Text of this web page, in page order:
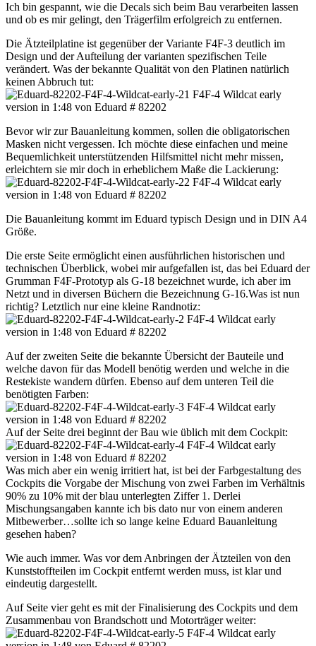
Ich bin gespannt, wie die Decals sich beim Bau verarbeiten lassen
und ob es mir gelingt, den Trägerfilm erfolgreich zu entfernen.
Die Ätzteilplatine ist gegenüber der Variante F4F-3 deutlich im
Design und der Aufteilung der varianten spezifischen Teile
verändert. Was der bekannte Qualität von den Platinen natürlich
keinen Abbruch tut:
Bevor wir zur Bauanleitung kommen, sollen die obligatorischen
Masken nicht vergessen. Ich möchte diese einfachen und meine
Bequemlichkeit unterstützenden Hilfsmittel nicht mehr missen,
erleichtern sie mir doch in erheblichem Maße die Lackierung:
Die Bauanleitung kommt im Eduard typisch Design und in DIN A4
Größe.
Die erste Seite ermöglicht einen ausführlichen historischen und
technischen Überblick, wobei mir aufgefallen ist, das bei Eduard der
Grumman F4F-Prototyp als G-18 bezeichnet wurde, ich aber im
Netzt und in diversen Büchern die Bezeichnung G-16.Was ist nun
richtig? Letztlich nur eine kleine Randnotiz:
Auf der zweiten Seite die bekannte Übersicht der Bauteile und
welche davon für das Modell benötig werden und welche in die
Restekiste wandern dürfen. Ebenso auf dem unteren Teil die
benötigten Farben:
Auf der Seite drei beginnt der Bau wie üblich mit dem Cockpit:
Was mich aber ein wenig irritiert hat, ist bei der Farbgestaltung des
Cockpits die Vorgabe der Mischung von zwei Farben im Verhältnis
90% zu 10% mit der blau unterlegten Ziffer 1. Derlei
Mischungsangaben kannte ich bis dato nur von einem anderen
Mitbewerber…sollte ich so lange keine Eduard Bauanleitung
gesehen haben?
Wie auch immer. Was vor dem Anbringen der Ätzteilen von den
Kunststoffteilen im Cockpit entfernt werden muss, ist klar und
eindeutig dargestellt.
Auf Seite vier geht es mit der Finalisierung des Cockpits und dem
Zusammenbau von Brandschott und Motorträger weiter: